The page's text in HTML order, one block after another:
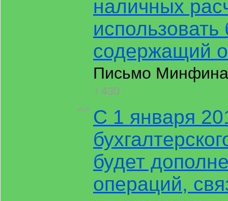
наличных
использовать
содержащий
Письмо Минфина
/ 430
00:39
С 1 января
будет
операций,